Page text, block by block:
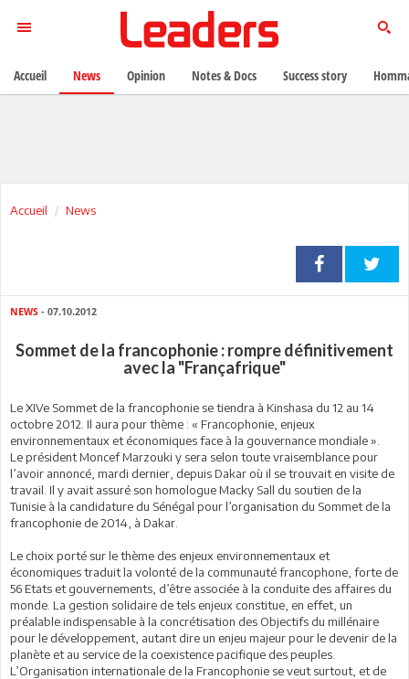
Accueil News
NEWS - 07.10.2012
Sommet de la francophonie : rompre définitivement
avec la "Françafrique"
Le XIVe Sommet de la francophonie se tiendra à Kinshasa du 12 au 14
octobre 2012. Il aura pour thème : « Francophonie, enjeux
environnementaux et économiques face à la gouvernance mondiale ».
Le président Moncef Marzouki y sera selon toute vraisemblance pour
l’avoir annoncé, mardi dernier, depuis Dakar où il se trouvait en visite de
travail. Il y avait assuré son homologue Macky Sall du soutien de la
Tunisie à la candidature du Sénégal pour l’organisation du Sommet de la
francophonie de 2014, à Dakar.
Le choix porté sur le thème des enjeux environnementaux et
économiques traduit la volonté de la communauté francophone, forte de
56 Etats et gouvernements, d’être associée à la conduite des affaires du
monde. La gestion solidaire de tels enjeux constitue, en effet, un
préalable indispensable à la concrétisation des Objectifs du millénaire
pour le développement, autant dire un enjeu majeur pour le devenir de la
planète et au service de la coexistence pacifique des peuples.
L’Organisation internationale de la Francophonie se veut surtout, et de
Accueil News Opinion Notes & Docs Success story